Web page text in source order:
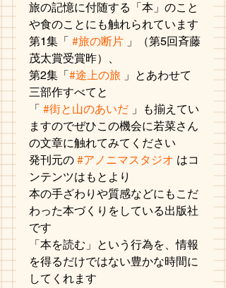
旅の記憶に付随する「本」のこと
や食のことにも触れられています
第1集「 #旅の断片 」（第5回斉藤
茂太賞受賞昨）、
第2集「#途上の旅 」とあわせて
三部作すべてと
「 #街と山のあいだ 」も揃えてい
ますのでぜひこの機会に若菜さん
の文章に触れてみてください
発刊元の #アノニマスタジオ はコ
ンテンツはもとより
本の手ざわりや質感などにもこだ
わった本づくりをしている出版社
です
「本を読む」という行為を、情報
を得るだけではない豊かな時間に
してくれます